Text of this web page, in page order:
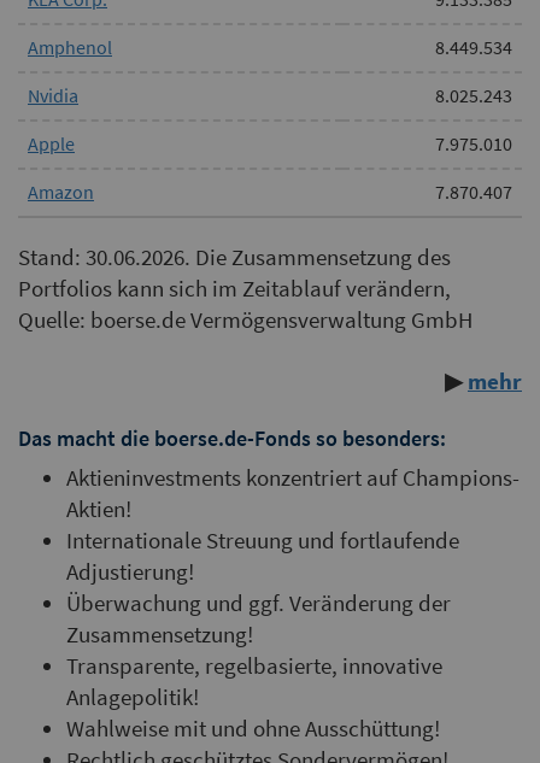
Amphenol
8.449.534
Nvidia
8.025.243
Apple
7.975.010
Amazon
7.870.407
Stand: 30.06.2026. Die Zusammensetzung des
Portfolios kann sich im Zeitablauf verändern,
Quelle: boerse.de Vermögensverwaltung GmbH
▶mehr
Das macht die boerse.de-Fonds so besonders:
Aktieninvestments konzentriert auf Champions-
Aktien!
Internationale Streuung und fortlaufende
Adjustierung!
Überwachung und ggf. Veränderung der
Zusammensetzung!
Transparente, regelbasierte, innovative
Anlagepolitik!
Wahlweise mit und ohne Ausschüttung!